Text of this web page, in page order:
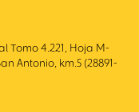
Tomo 4.221, Hoja M-
Antonio, km.5 (28891-